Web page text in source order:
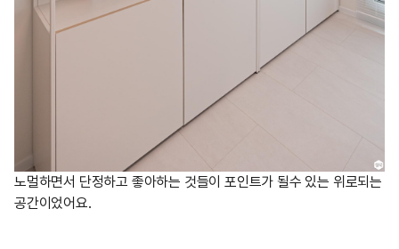
노멀하면서 단정하고 좋아하는 것들이 포인트가 될수 있는 위로되는
공간이었어요.